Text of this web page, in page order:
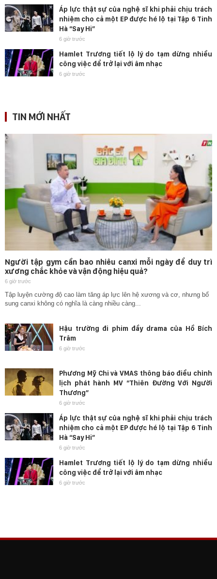
Áp lực thật sự của nghệ sĩ khi phải chịu trách
nhiệm cho cả một EP được hé lộ tại Tập 6 Tinh
Hà “Say Hi”
6 giờ trước
Hamlet Trương tiết lộ lý do tạm dừng nhiều
công việc để trở lại với âm nhạc
6 giờ trước
TIN MỚI NHẤT
Người tập gym cần bao nhiêu canxi mỗi ngày để duy trì
xương chắc khỏe và vận động hiệu quả?
6 giờ trước
Tập luyện cường độ cao làm tăng áp lực lên hệ xương và cơ, nhưng bổ
sung canxi không có nghĩa là càng nhiều càng...
Hậu trường đi phim đầy drama của Hồ Bích
Trâm
6 giờ trước
Phương Mỹ Chi và VMAS thông báo điều chỉnh
lịch phát hành MV “Thiên Đường Với Người
Thương”
6 giờ trước
Áp lực thật sự của nghệ sĩ khi phải chịu trách
nhiệm cho cả một EP được hé lộ tại Tập 6 Tinh
Hà “Say Hi”
6 giờ trước
Hamlet Trương tiết lộ lý do tạm dừng nhiều
công việc để trở lại với âm nhạc
6 giờ trước